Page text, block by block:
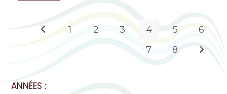
1 2 3 4 5
6
7
8
ANNÉES :